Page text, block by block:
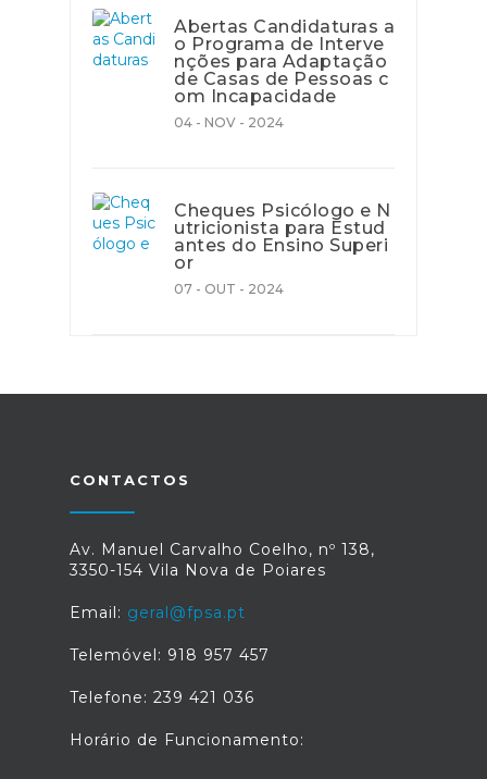
Abertas Candidaturas a
o Programa de Interve
nções para Adaptação
de Casas de Pessoas c
om Incapacidade
04 - NOV - 2024
Cheques Psicólogo e N
utricionista para Estud
antes do Ensino Superi
or
07 - OUT - 2024
CONTACTOS
Av. Manuel Carvalho Coelho, nº 138,
3350-154 Vila Nova de Poiares
Email: geral@fpsa.pt
Telemóvel: 918 957 457
Telefone: 239 421 036
Horário de Funcionamento: